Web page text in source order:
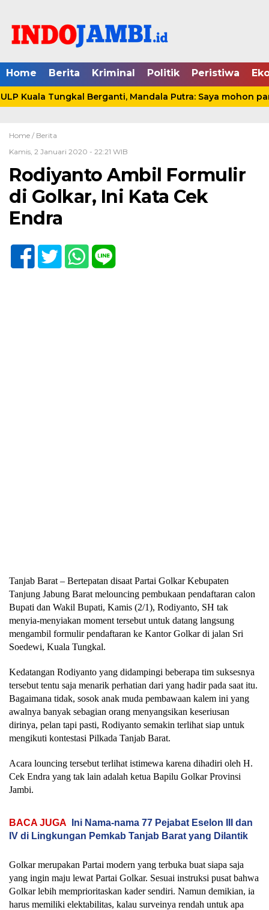
Home Berita Kriminal Politik Peristiwa
Kuala Tungkal Berganti, Mandala Putra: Saya mohon
Home / Berita
Kamis, 2 Januari 2020 - 22:21 WIB
Rodiyanto Ambil Formulir
di Golkar, Ini Kata Cek
Endra
Tanjab Barat – Bertepatan disaat Partai Golkar Kebupaten
Tanjung Jabung Barat melouncing pembukaan pendaftaran calon
Bupati dan Wakil Bupati, Kamis (2/1), Rodiyanto, SH tak
menyia-menyiakan moment tersebut untuk datang langsung
mengambil formulir pendaftaran ke Kantor Golkar di jalan Sri
Soedewi, Kuala Tungkal.
Kedatangan Rodiyanto yang didampingi beberapa tim suksesnya
tersebut tentu saja menarik perhatian dari yang hadir pada saat itu.
Bagaimana tidak, sosok anak muda pembawaan kalem ini yang
awalnya banyak sebagian orang menyangsikan keseriusan
dirinya, pelan tapi pasti, Rodiyanto semakin terlihat siap untuk
mengikuti kontestasi Pilkada Tanjab Barat.
Acara louncing tersebut terlihat istimewa karena dihadiri oleh H.
Cek Endra yang tak lain adalah ketua Bapilu Golkar Provinsi
Jambi.
BACA JUGA
Ini Nama-nama 77 Pejabat Eselon III dan
IV di Lingkungan Pemkab Tanjab Barat yang Dilantik
Golkar merupakan Partai modern yang terbuka buat siapa saja
yang ingin maju lewat Partai Golkar. Sesuai instruksi pusat bahwa
Golkar lebih memprioritaskan kader sendiri. Namun demikian, ia
harus memiliki elektabilitas, kalau surveinya rendah untuk apa